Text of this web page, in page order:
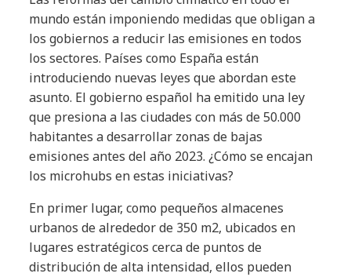
mundo están imponiendo medidas que obligan a
los gobiernos a reducir las emisiones en todos
los sectores. Países como España están
introduciendo nuevas leyes que abordan este
asunto. El gobierno español ha emitido una ley
que presiona a las ciudades con más de 50.000
habitantes a desarrollar zonas de bajas
emisiones antes del año 2023. ¿Cómo se encajan
los microhubs en estas iniciativas?
En primer lugar, como pequeños almacenes
urbanos de alrededor de 350 m2, ubicados en
lugares estratégicos cerca de puntos de
distribución de alta intensidad, ellos pueden